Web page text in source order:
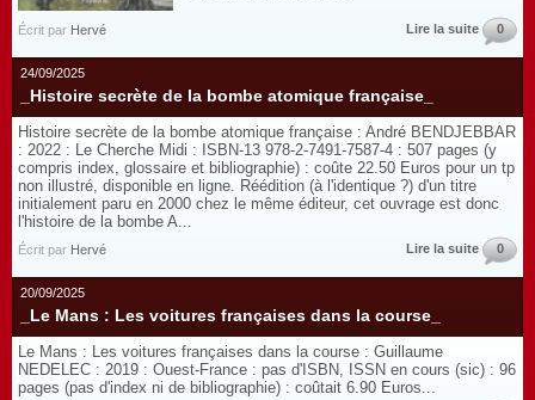
Écrit par Hervé Lire la suite 0
24/09/2025
_Histoire secrète de la bombe atomique française_
Histoire secrète de la bombe atomique française : André BENDJEBBAR
: 2022 : Le Cherche Midi : ISBN-13 978-2-7491-7587-4 : 507 pages (y
compris index, glossaire et bibliographie) : coûte 22.50 Euros pour un tp
non illustré, disponible en ligne. Réédition (à l'identique ?) d'un titre
initialement paru en 2000 chez le même éditeur, cet ouvrage est donc
l'histoire de la bombe A...
Écrit par Hervé Lire la suite 0
20/09/2025
_Le Mans : Les voitures françaises dans la course_
Le Mans : Les voitures françaises dans la course : Guillaume
NEDELEC : 2019 : Ouest-France : pas d'ISBN, ISSN en cours (sic) : 96
pages (pas d'index ni de bibliographie) : coûtait 6.90 Euros...